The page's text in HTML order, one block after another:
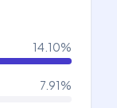
14.10%
7.91%